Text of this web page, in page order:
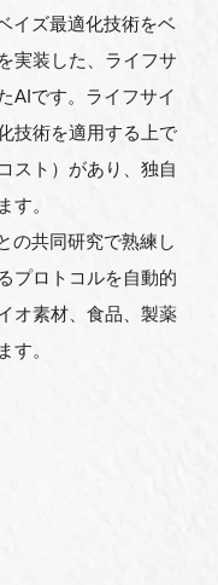
イズ最適化技術をベ
実装した、ライフサ
AIです。ライフサイ
技術を適用する上で
スト）があり、独自
す。
の共同研究で熟練し
プロトコルを自動的
オ素材、食品、製薬
す。